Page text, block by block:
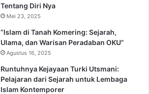
Tentang Diri Nya
Mei 23, 2025
“Islam di Tanah Komering: Sejarah,
Ulama, dan Warisan Peradaban OKU”
Agustus 16, 2025
Runtuhnya Kejayaan Turki Utsmani:
Pelajaran dari Sejarah untuk Lembaga
Islam Kontemporer